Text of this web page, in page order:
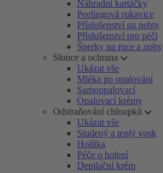
Náhradní kartáčky
Peelingová rukavice
Příslušenství na nehty
Příslušenství pro péči
Šperky na ruce a nohy
Slunce a ochrana
Ukázat vše
Mléka po opalování
Samoopalovací
Opalovací krémy
Odstraňování chloupků
Ukázat vše
Studený a teplý vosk
Holítka
Péče o holení
Depilační krém